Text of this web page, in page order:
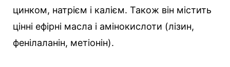
цинком, натрієм і калієм. Також він містить
цінні ефірні масла і амінокислоти (лізин,
фенілаланін, метіонін).